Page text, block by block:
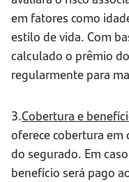
em fatores como
estilo de vida. Com
calculado o prêmio
regularmente para
3.Cobertura e
oferece cobertura
do segurado. Em
benefício será pago